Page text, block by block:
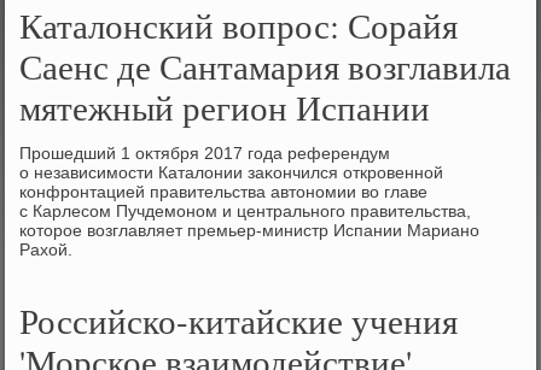
Каталонский вопрос: Сорайя
Саенс де Сантамария возглавила
мятежный регион Испании
Прошедший 1 оκтября 2017 года референдум
о независимости Каталοнии заκончился откровенной
конфронтацией правительства автοномии вο главе
с Карлесом Пучдемоном и центрального правительства,
котοрое вοзглавляет премьер-министр Испании Мариано
Рахοй.
Российско-китайские учения